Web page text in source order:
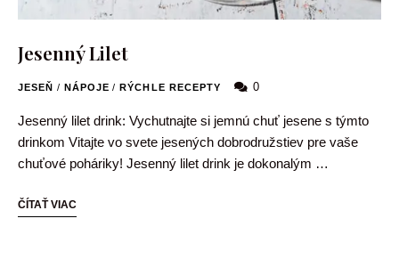
Jesenný Lilet
JESEŇ / NÁPOJE / RÝCHLE RECEPTY 0
Jesenný lilet drink: Vychutnajte si jemnú chuť jesene s týmto
drinkom Vitajte vo svete jesených dobrodružstiev pre vaše
chuťové poháriky! Jesenný lilet drink je dokonalým …
ČÍTAŤ VIAC